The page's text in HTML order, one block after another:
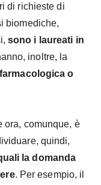
di richieste di
biomediche,
sono i laureati in
inoltre, la
o
ora, comunque, è
quindi,
la domanda
. Per esempio, il